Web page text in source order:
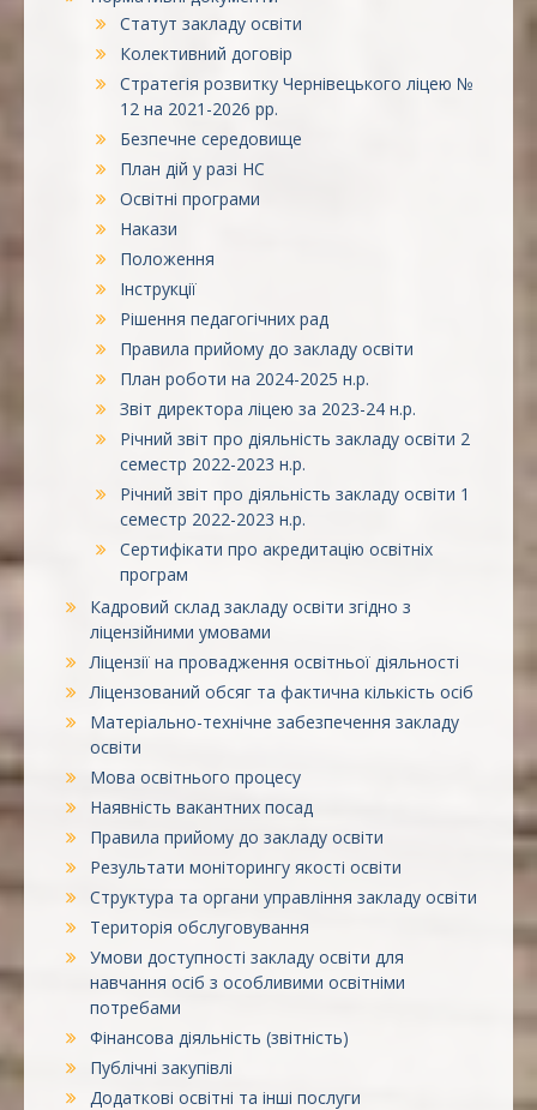
Статут закладу освіти
Колективний договір
Стратегія розвитку Чернівецького ліцею №
12 на 2021-2026 рр.
Безпечне середовище
План дій у разі НС
Освітні програми
Накази
Положення
Інструкції
Рішення педагогічних рад
Правила прийому до закладу освіти
План роботи на 2024-2025 н.р.
Звіт директора ліцею за 2023-24 н.р.
Річний звіт про діяльність закладу освіти 2
семестр 2022-2023 н.р.
Річний звіт про діяльність закладу освіти 1
семестр 2022-2023 н.р.
Сертифікати про акредитацію освітніх
програм
Кадровий склад закладу освіти згідно з
ліцензійними умовами
Ліцензії на провадження освітньої діяльності
Ліцензований обсяг та фактична кількість осіб
Матеріально-технічне забезпечення закладу
освіти
Мова освітнього процесу
Наявність вакантних посад
Правила прийому до закладу освіти
Результати моніторингу якості освіти
Структура та органи управління закладу освіти
Територія обслуговування
Умови доступності закладу освіти для
навчання осіб з особливими освітніми
потребами
Фінансова діяльність (звітність)
Публічні закупівлі
Додаткові освітні та інші послуги